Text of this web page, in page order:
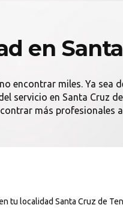
en
miles. Ya sea
servicio en Santa Cruz
más profesionales
localidad Santa Cruz de